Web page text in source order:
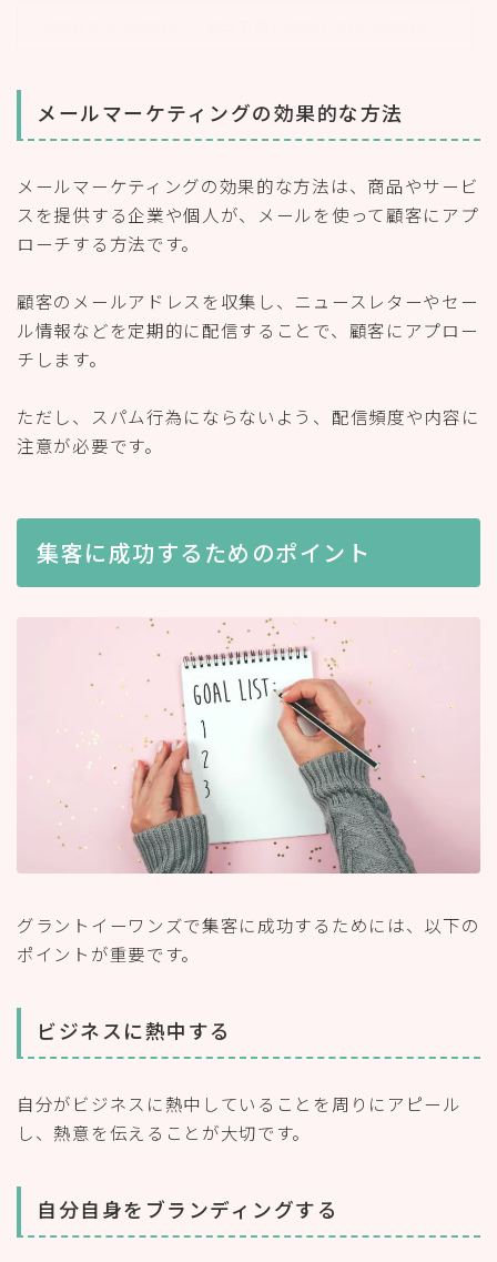
メールマーケティングの効果的な方法
メールマーケティングの効果的な方法は、商品やサービ
スを提供する企業や個人が、メールを使って顧客にアプ
ローチする方法です。
顧客のメールアドレスを収集し、ニュースレターやセー
ル情報などを定期的に配信することで、顧客にアプロー
チします。
ただし、スパム行為にならないよう、配信頻度や内容に
注意が必要です。
集客に成功するためのポイント
グラントイーワンズで集客に成功するためには、以下の
ポイントが重要です。
ビジネスに熱中する
自分がビジネスに熱中していることを周りにアピール
し、熱意を伝えることが大切です。
自分自身をブランディングする